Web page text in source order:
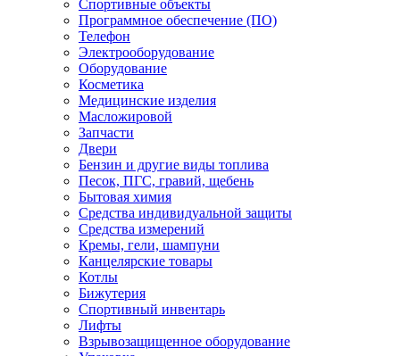
Спортивные объекты
Программное обеспечение (ПО)
Телефон
Электрооборудование
Оборудование
Косметика
Медицинские изделия
Масложировой
Запчасти
Двери
Бензин и другие виды топлива
Песок, ПГС, гравий, щебень
Бытовая химия
Средства индивидуальной защиты
Средства измерений
Кремы, гели, шампуни
Канцелярские товары
Котлы
Бижутерия
Спортивный инвентарь
Лифты
Взрывозащищенное оборудование